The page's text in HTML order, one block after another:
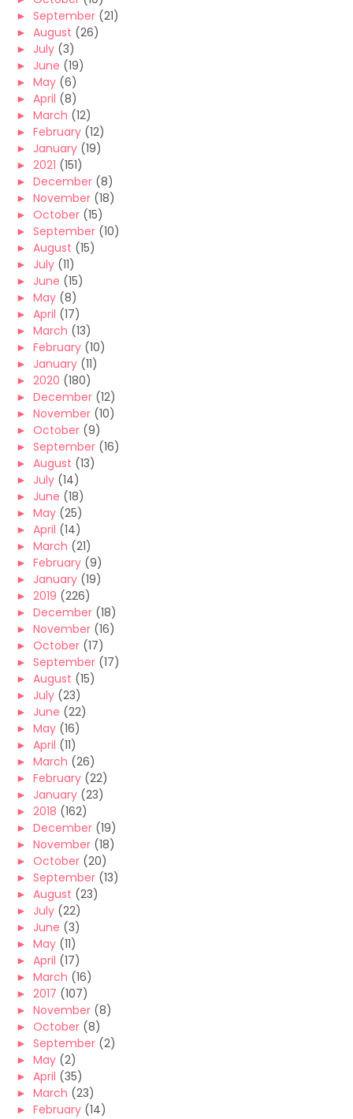
► September (21)
► August (26)
► July (3)
► June (19)
► May (6)
► April (8)
► March (12)
► February (12)
► January (19)
► 2021 (151)
► December (8)
► November (18)
► October (15)
► September (10)
► August (15)
► July (11)
► June (15)
► May (8)
► April (17)
► March (13)
► February (10)
► January (11)
► 2020 (180)
► December (12)
► November (10)
► October (9)
► September (16)
► August (13)
► July (14)
► June (18)
► May (25)
► April (14)
► March (21)
► February (9)
► January (19)
► 2019 (226)
► December (18)
► November (16)
► October (17)
► September (17)
► August (15)
► July (23)
► June (22)
► May (16)
► April (11)
► March (26)
► February (22)
► January (23)
► 2018 (162)
► December (19)
► November (18)
► October (20)
► September (13)
► August (23)
► July (22)
► June (3)
► May (11)
► April (17)
► March (16)
► 2017 (107)
► November (8)
► October (8)
► September (2)
► May (2)
► April (35)
► March (23)
► February (14)